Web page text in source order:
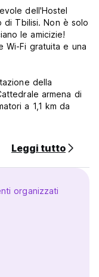
dell'Hostel
di Tbilisi. Non è solo
le amicizie!
Wi-Fi gratuita e una
della
armena di
a 1,1 km da
In caso di
verrà addebitata
Leggi tutto
organizzati